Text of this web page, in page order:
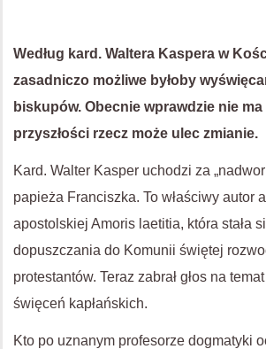
Według kard. Waltera Kaspera w
zasadniczo możliwe byłoby
biskupów. Obecnie wprawdzie nie
przyszłości rzecz może ulec zmianie.
Kard. Walter Kasper uchodzi za
papieża Franciszka. To właściwy autor
apostolskiej Amoris laetitia, która stała
dopuszczania do Komunii świętej
protestantów. Teraz zabrał głos na
święceń kapłańskich.
Kto po uznanym profesorze dogmatyki